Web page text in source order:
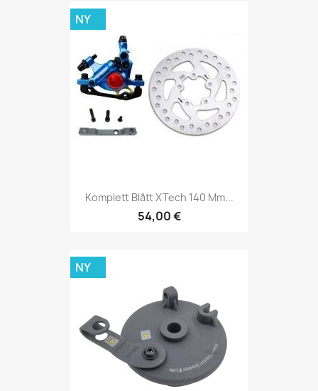
Komplett Blått XTech 140 Mm...
54,00 €
NY
NY